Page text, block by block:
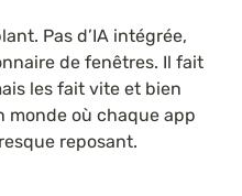
Pas d’IA intégrée,
de fenêtres. Il fait
les fait vite et bien
monde où chaque app
reposant.